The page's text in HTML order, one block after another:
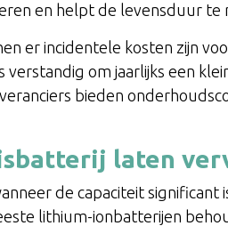
en helpt de levensduur te
er incidentele kosten zijn
verstandig om jaarlijks een
bieden
laten
de capaciteit
lithium-ionbatterijen